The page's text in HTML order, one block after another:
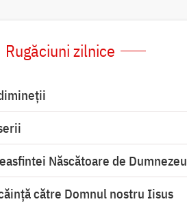
Rugăciuni zilnice
Născătoare de Dumnezeu
către Domnul nostru Iisus